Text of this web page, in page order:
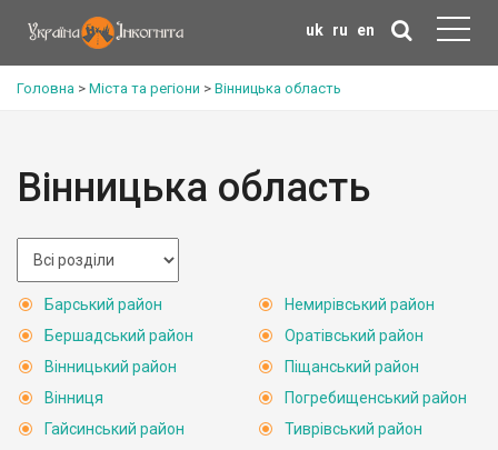
uk ru en
Головна > Міста та регіони > Вінницька область
Вінницька область
Барський район
Бершадський район
Вінницький район
Вінниця
Гайсинський район
Немирівський район
Оратівський район
Піщанський район
Погребищенський район
Тиврівський район